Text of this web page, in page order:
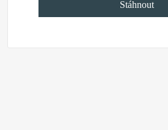
Stáhnout